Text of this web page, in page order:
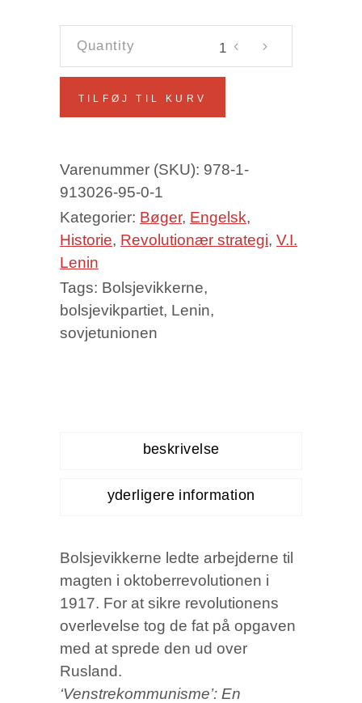
Communism:
An
quantity
TILFØJ TIL KURV
Varenummer (SKU): 978-1-
913026-95-0-1
Kategorier: Bøger, Engelsk,
Historie, Revolutionær strategi, V.I.
Lenin
Tags: Bolsjevikkerne,
bolsjevikpartiet, Lenin,
sovjetunionen
beskrivelse
yderligere information
Bolsjevikkerne ledte arbejderne til
magten i oktoberrevolutionen i
1917. For at sikre revolutionens
overlevelse tog de fat på opgaven
med at sprede den ud over
Rusland.
‘Venstrekommunisme’: En